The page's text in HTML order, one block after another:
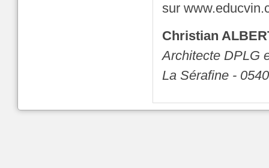
sur
Christian
Architecte DPLG
La Sérafine -